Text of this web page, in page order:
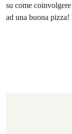
su come
ad una buona